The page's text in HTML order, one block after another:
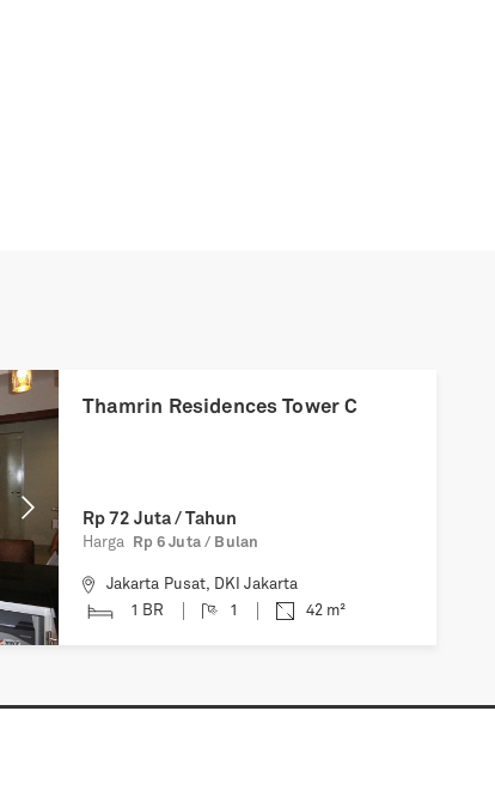
Next
Thamrin Residences Tower C
Rp 72 Juta / Tahun
Harga Rp 6 Juta / Bulan
Jakarta Pusat,
DKI Jakarta
1 BR
1 42m²